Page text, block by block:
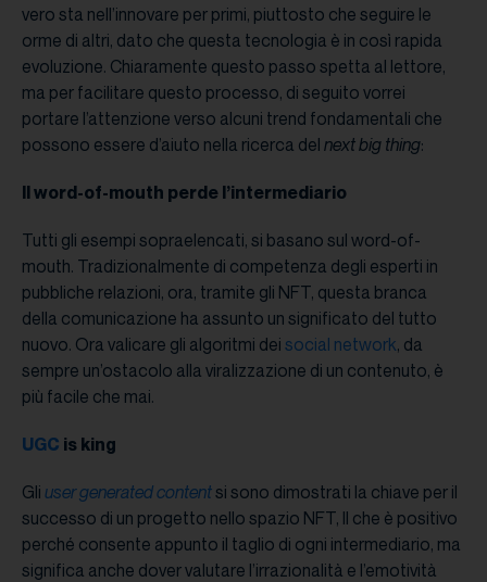
vero sta nell’innovare per primi, piuttosto che seguire le
orme di altri, dato che questa tecnologia è in così rapida
evoluzione. Chiaramente questo passo spetta al lettore,
ma per facilitare questo processo, di seguito vorrei
portare l’attenzione verso alcuni trend fondamentali che
possono essere d’aiuto nella ricerca del next big thing:
Il word-of-mouth perde l’intermediario
Tutti gli esempi sopraelencati, si basano sul word-of-
mouth. Tradizionalmente di competenza degli esperti in
pubbliche relazioni, ora, tramite gli NFT, questa branca
della comunicazione ha assunto un significato del tutto
nuovo. Ora valicare gli algoritmi dei social network, da
sempre un’ostacolo alla viralizzazione di un contenuto, è
più facile che mai.
UGC is king
Gli user generated contentsi sono dimostrati la chiave per il
successo di un progetto nello spazio NFT, Il che è positivo
perché consente appunto il taglio di ogni intermediario, ma
significa anche dover valutare l’irrazionalità e l’emotività